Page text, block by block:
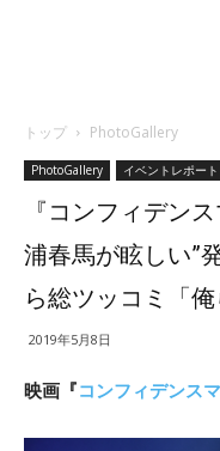
トップ PhotoGallery
PhotoGallery イベントレポート
『コンフィデン
浦春馬が眩しい”
ら総ツッコミ「
2019年5月8日
映画『コンフィデンス